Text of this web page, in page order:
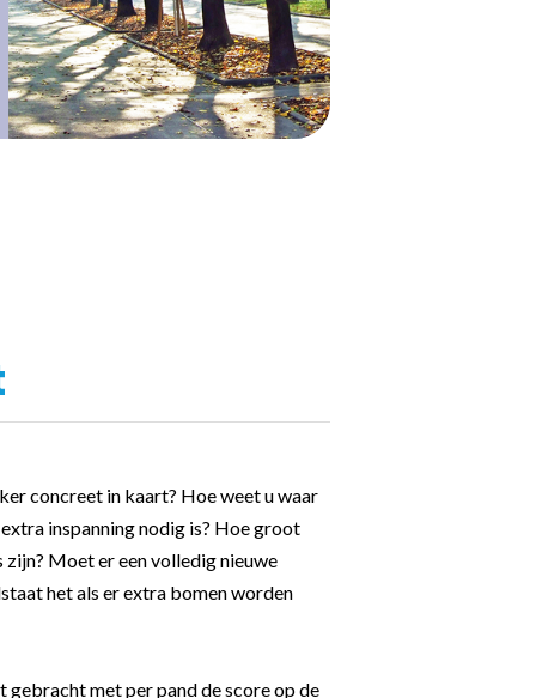
concreet in kaart? Hoe weet u waar
inspanning nodig is? Hoe groot
Moet er een volledig nieuwe
het als er extra bomen worden
gebracht met per pand de score op de